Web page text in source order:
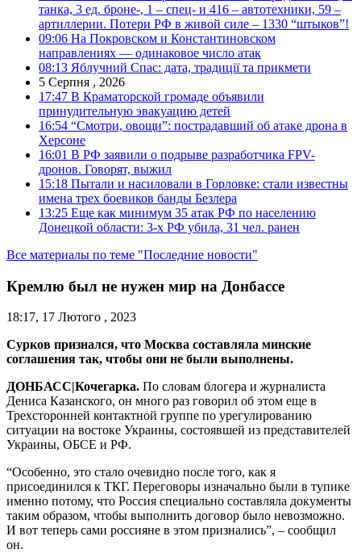
танка, 3 ед. броне-, 1 – спец- и 416 – автотехники, 59 –
артиллерии. Потери РФ в живой силе – 1330 “штыков”!
09:06 На Покровском и Константиновском
направлениях — одинаковое число атак
08:13 Яблучний Спас: дата, традиції та прикмети
5 Серпня , 2026
17:47 В Краматорской громаде объявили
принудительную эвакуацию детей
16:54 “Смотри, овощи”: пострадавший об атаке дрона в
Херсоне
16:01 В РФ заявили о подрыве разработчика FPV-
дронов. Говорят, выжил
15:18 Пытали и насиловали в Горловке: стали известны
имена трех боевиков банды Безлера
13:25 Еще как минимум 35 атак РФ по населению
Донецкой области: 3-х РФ убила, 31 чел. ранен
Все материалы по теме "Последние новости"
Кремлю был не нужен мир на Донбассе
18:17, 17 Лютого , 2023
Сурков признался, что Москва составляла минские
соглашения так, чтобы они не были выполнены.
ДОНБАСС|Кочегарка. По словам блогера и журналиста
Дениса Казанского, он много раз говорил об этом еще в
Трехсторонней контактной группе по урегулированию
ситуации на востоке Украины, состоявшей из представителей
Украины, ОБСЕ и РФ.
“Особенно, это стало очевидно после того, как я
присоединился к ТКГ. Переговоры изначально были в тупике
именно потому, что Россия специально составляла документы
таким образом, чтобы выполнить договор было невозможно.
И вот теперь сами россияне в этом признались”, – сообщил
он.